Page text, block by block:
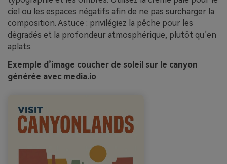
ciel ou les espaces négatifs afin de ne pas surcharger la
composition. Astuce : privilégiez la pêche pour les
dégradés et la profondeur atmosphérique, plutôt qu’en
aplats.
Exemple d’image coucher de soleil sur le canyon
générée avec media.io